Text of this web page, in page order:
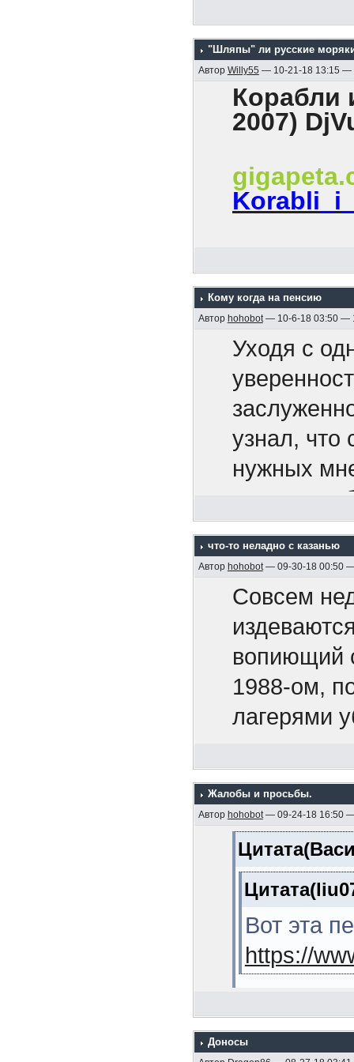
мира!».
каждого
всех
И как все,
Как были
твоим
"Шляпы" ли русские
Автор Willy55 — 10-21-18 13:15 —
Корабли
2007)
1.
2. Гибель
3. Боевые
Апальков
4.
5.
6. На
7.
8. Минные
2005, 128
9.
Р.М. ,
10.
1925 гг.
(Кузнецов
12.
13.
В.Я. ,
14.
15.
стр.)
Кому когда на пенсию
Автор hohobot— 10-6-18 03:50 —
Уходя с
узнал, что
нужных
вовсе на
65-ть
Сказать,
И тут не
завтра
Маркиз
что-то неладно с казанью
Автор hohobot— 09-30-18 00:50 —
Совсем
вопиющий
1988-ом,
лагерями
Так это
товарищ,
Жалобы и просьбы.
Автор hohobot— 09-24-18 16:50 —
Вот эта
https://
Лучше
Цитата
Доносы